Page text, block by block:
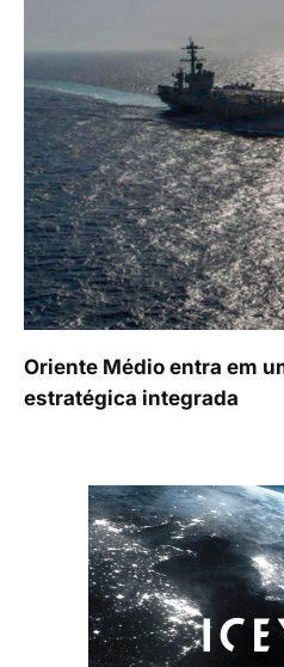
Oriente Médio entra em
estratégica integrada